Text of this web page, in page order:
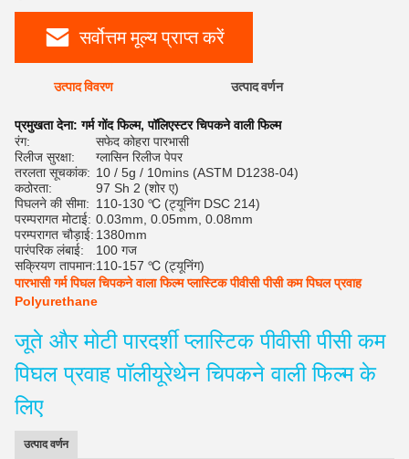
सर्वोत्तम मूल्य प्राप्त करें
उत्पाद विवरण उत्पाद वर्णन
प्रमुखता देना:गर्म गोंद फिल्म,पॉलिएस्टर चिपकने वाली फिल्म
रंग:
सफेद कोहरा पारभासी
रिलीज सुरक्षा:
ग्लासिन रिलीज पेपर
तरलता सूचकांक: 10 / 5g / 10mins (ASTM D1238-04)
कठोरता:
97 Sh 2 (शोर ए)
पिघलने की सीमा: 110-130 ℃ (ट्यूनिंग DSC 214)
परम्परागत मोटाई: 0.03mm, 0.05mm, 0.08mm
परम्परागत चौड़ाई: 1380mm
पारंपरिक लंबाई:
100 गज
सक्रियण तापमान:110-157 ℃ (ट्यूनिंग)
पारभासी गर्म पिघल चिपकने वाला फिल्म प्लास्टिक पीवीसी पीसी कम पिघल प्रवाह
Polyurethane
जूते और मोटी पारदर्शी प्लास्टिक पीवीसी पीसी कम
पिघल प्रवाह पॉलीयूरेथेन चिपकने वाली फिल्म के
लिए
उत्पाद वर्णन